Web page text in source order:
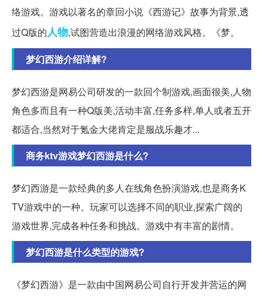
络游戏。游戏以著名的章回小说《西游记》故事为背景,透
过Q版的人物,试图营造出浪漫的网络游戏风格。《梦。
梦幻西游介绍详解?
梦幻西游是网易公司研发的一款回个制游戏,画面很美,人物
角色多而且有一种Q版美,活动丰富,任务多样,单人或者五开
都适合,当然对于氪金大佬肯定是服战乐趣才...
商务ktv游戏梦幻西游是什么?
梦幻西游是一款经典的多人在线角色扮演游戏,也是商务K
TV游戏中的一种。玩家可以选择不同的职业,探索广阔的
游戏世界,完成各种任务和挑战。游戏中有丰富的剧情。
梦幻西游是什么类型的游戏?
《梦幻西游》是一款由中国网易公司自行开发并营运的网